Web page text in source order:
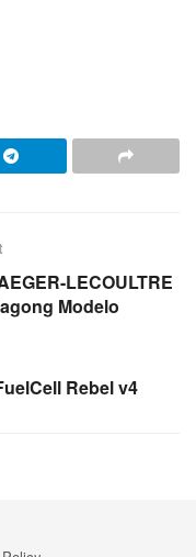
LECOULTRE
Modelo
Rebel v4